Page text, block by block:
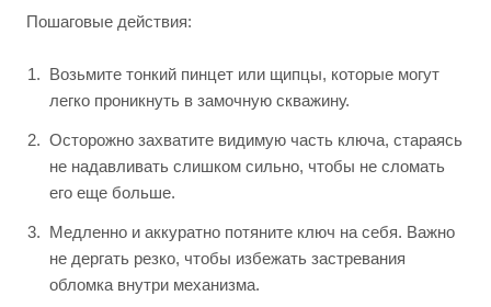
Пошаговые действия:
Возьмите тонкий пинцет или щипцы, которые могут
легко проникнуть в замочную скважину.
Осторожно захватите видимую часть ключа, стараясь
не надавливать слишком сильно, чтобы не сломать
его еще больше.
Медленно и аккуратно потяните ключ на себя. Важно
не дергать резко, чтобы избежать застревания
обломка внутри механизма.